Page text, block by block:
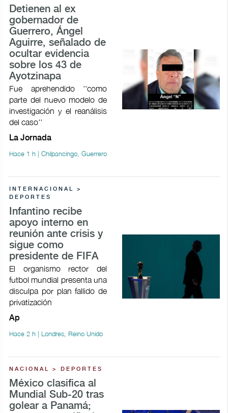
Detienen al ex
gobernador de
Guerrero, Ángel
Aguirre, señalado de
ocultar evidencia
sobre los 43 de
Ayotzinapa
Fue aprehendido ''como
parte del nuevo modelo de
investigación y el reanálisis
del caso''
La Jornada
Hace 1 h | Chilpancingo, Guerrero
INTERNACIONAL >
DEPORTES
Infantino recibe
apoyo interno en
reunión ante crisis y
sigue como
presidente de FIFA
El organismo rector del
futbol mundial presenta una
disculpa por plan fallido de
privatización
Ap
Hace 2 h | Londres, Reino Unido
NACIONAL > DEPORTES
México clasifica al
Mundial Sub-20 tras
golear a Panamá;